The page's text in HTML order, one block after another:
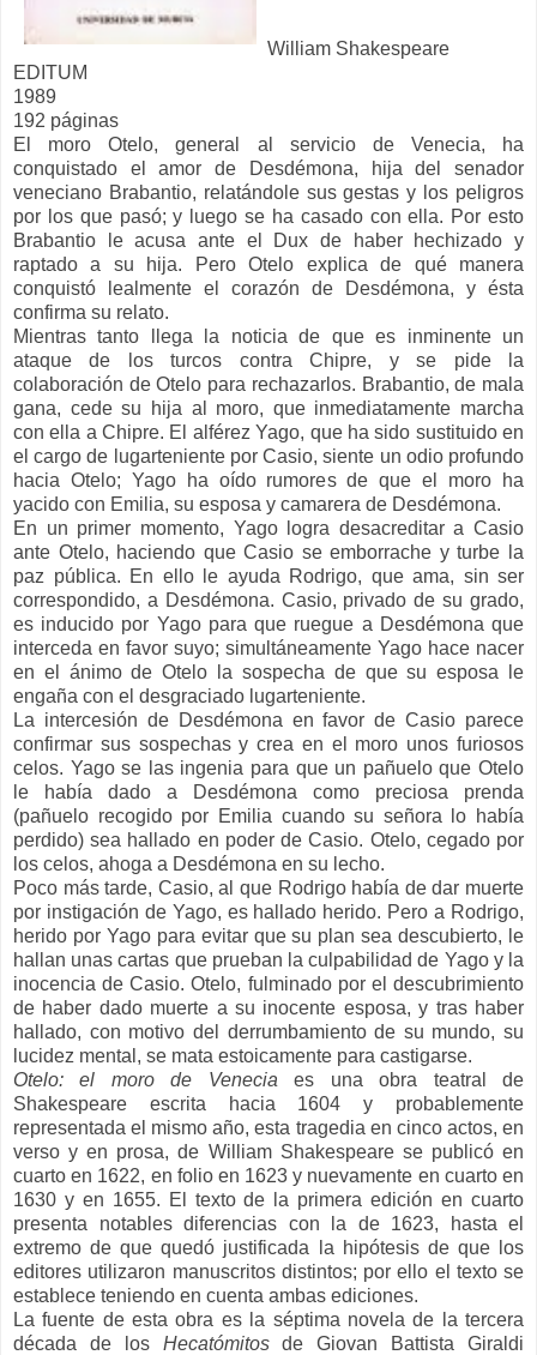
William Shakespeare
EDITUM
1989
192 páginas
El moro Otelo, general al servicio de Venecia, ha
conquistado el amor de Desdémona, hija del senador
veneciano Brabantio, relatándole sus gestas y los peligros
por los que pasó; y luego se ha casado con ella. Por esto
Brabantio le acusa ante el Dux de haber hechizado y
raptado a su hija. Pero Otelo explica de qué manera
conquistó lealmente el corazón de Desdémona, y ésta
confirma su relato.
Mientras tanto llega la noticia de que es inminente un
ataque de los turcos contra Chipre, y se pide la
colaboración de Otelo para rechazarlos. Brabantio, de mala
gana, cede su hija al moro, que inmediatamente marcha
con ella a Chipre. El alférez Yago, que ha sido sustituido en
el cargo de lugarteniente por Casio, siente un odio profundo
hacia Otelo; Yago ha oído rumores de que el moro ha
yacido con Emilia, su esposa y camarera de Desdémona.
En un primer momento, Yago logra desacreditar a Casio
ante Otelo, haciendo que Casio se emborrache y turbe la
paz pública. En ello le ayuda Rodrigo, que ama, sin ser
correspondido, a Desdémona. Casio, privado de su grado,
es inducido por Yago para que ruegue a Desdémona que
interceda en favor suyo; simultáneamente Yago hace nacer
en el ánimo de Otelo la sospecha de que su esposa le
engaña con el desgraciado lugarteniente.
La intercesión de Desdémona en favor de Casio parece
confirmar sus sospechas y crea en el moro unos furiosos
celos. Yago se las ingenia para que un pañuelo que Otelo
le había dado a Desdémona como preciosa prenda
(pañuelo recogido por Emilia cuando su señora lo había
perdido) sea hallado en poder de Casio. Otelo, cegado por
los celos, ahoga a Desdémona en su lecho.
Poco más tarde, Casio, al que Rodrigo había de dar muerte
por instigación de Yago, es hallado herido. Pero a Rodrigo,
herido por Yago para evitar que su plan sea descubierto, le
hallan unas cartas que prueban la culpabilidad de Yago y la
inocencia de Casio. Otelo, fulminado por el descubrimiento
de haber dado muerte a su inocente esposa, y tras haber
hallado, con motivo del derrumbamiento de su mundo, su
lucidez mental, se mata estoicamente para castigarse.
Otelo: el moro de Veneciaes una obra teatral de
Shakespeare escrita hacia 1604 y probablemente
representada el mismo año, esta tragedia en cinco actos, en
verso y en prosa, de William Shakespeare se publicó en
cuarto en 1622, en folio en 1623 y nuevamente en cuarto en
1630 y en 1655. El texto de la primera edición en cuarto
presenta notables diferencias con la de 1623, hasta el
extremo de que quedó justificada la hipótesis de que los
editores utilizaron manuscritos distintos; por ello el texto se
establece teniendo en cuenta ambas ediciones.
La fuente de esta obra es la séptima novela de la tercera
década de los Hecatómitosde Giovan Battista Giraldi